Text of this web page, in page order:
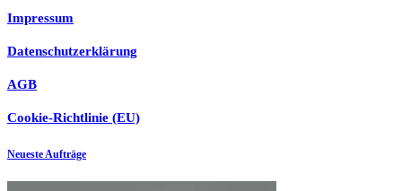
Impressum
Datenschutzerklärung
AGB
Cookie-Richtlinie (EU)
Neueste Aufträge